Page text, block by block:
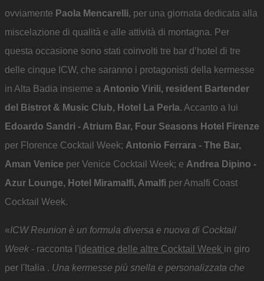
ovviamente Paola Mencarelli, per una giornata dedicata alla
miscelazione di qualità e alle attività di montagna. Per
questa occasione sono stati coinvolti tre bar d’hotel di tre
delle cinque ICW, che saranno i protagonisti della kermesse
in Alta Badia insieme a Antonio Virili, resident Bartender
del Bistrot & Music Club, Hotel La Perla. Accanto a lui
Edoardo Sandri - Atrium Bar, Four Seasons Hotel Firenze
per Florence Cocktail Week; Antonio Ferrara - The Bar,
Aman Venice per Venice Cocktail Week; e Andrea Dipino -
Azur Lounge, Hotel Miramalfi, Amalfi per Amalfi Coast
Cocktail Week.
«ICW Reunion è un formula diversa e nuova di Cocktail
Week - racconta l'ideatrice delle altre Cocktail Week in giro
per l'Italia . Una kermesse più snella e personalizzata che